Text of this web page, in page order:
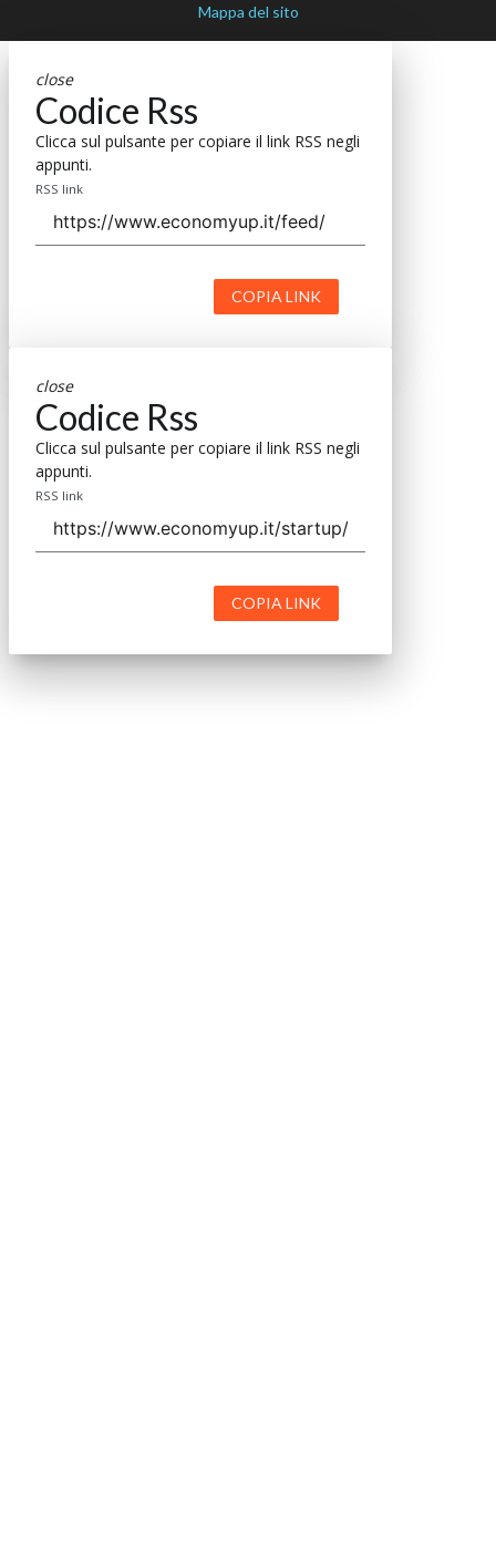
Mappa del sito
close
Codice Rss
Clicca sul pulsante per copiare il link RSS negli
appunti.
RSS link
COPIA LINK
close
Codice Rss
Clicca sul pulsante per copiare il link RSS negli
appunti.
RSS link
COPIA LINK